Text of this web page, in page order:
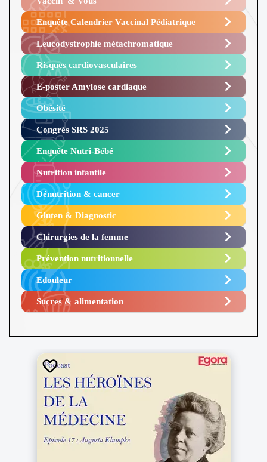
Enquête Calendrier Vaccinal Pédiatrique
Leucodystrophie métachromatique
Risques cardiovasculaires
E-poster Amylose cardiaque ​
Obésité ​
Congrès SRS 2025 ​
Enquête Nutri-Bébé ​
Nutrition infantile
Dénutrition & cancer
Gluten & Diagnostic
Chirurgies de la femme
Prévention nutritionnelle
Edouleur​
Sucres & alimentation​